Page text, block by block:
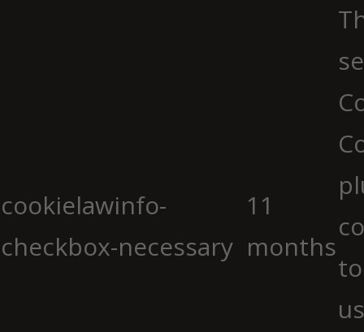
cookielawinfo-
checkbox-necessary
11
months